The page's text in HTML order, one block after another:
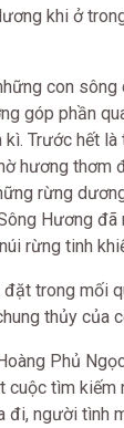
khi ở
con sông
góp phần
Trước hết là
hương thơm
rừng
Hương đã
rừng tinh
trong mối
thủy của
Phủ
cuộc tìm kiếm
đi, người tình